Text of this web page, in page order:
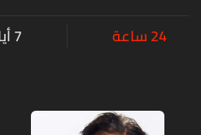
24 ساعة 7 أيام